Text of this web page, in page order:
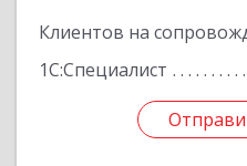
Клиентов на
1С:Специалист